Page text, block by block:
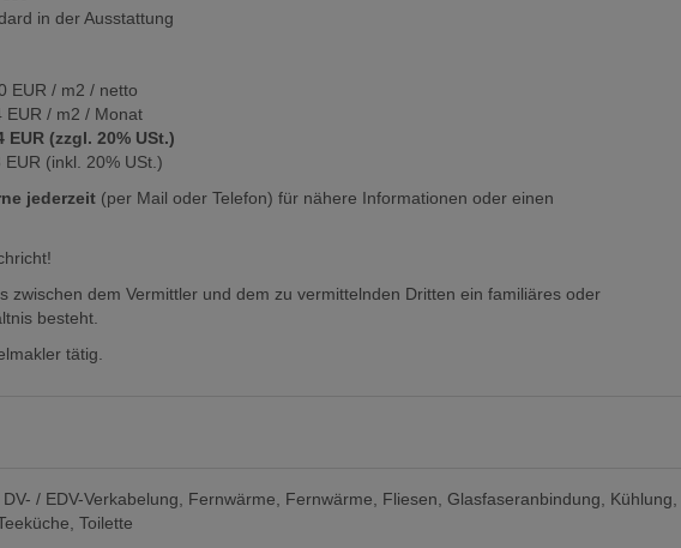
in der Ausstattung
EUR / m2 / netto
EUR / m2 / Monat
EUR (zzgl. 20% USt.)
(inkl. 20% USt.)
jederzeit (per Mail oder Telefon) für nähere Informationen oder einen
zwischen dem Vermittler und dem zu vermittelnden Dritten ein familiäres oder
besteht.
tätig.
DV- / EDV-Verkabelung Fernwärme Fernwärme Fliesen Glasfaseranbindung
Kühlung
Toilette